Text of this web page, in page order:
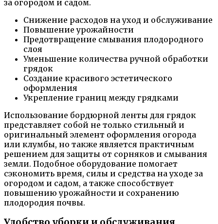
за огородом и садом.
Снижение расходов на уход и обслуживание
Повышение урожайности
Предотвращение смывания плодородного
слоя
Уменьшение количества ручной обработки
грядок
Создание красивого эстетического
оформления
Укрепление границ между грядками
Использование бордюрной ленты для грядок
представляет собой не только стильный и
оригинальный элемент оформления огорода
или клумбы, но также является практичным
решением для защиты от сорняков и смывания
земли. Подобное оборудование помогает
сэкономить время, силы и средства на уходе за
огородом и садом, а также способствует
повышению урожайности и сохранению
плодородия почвы.